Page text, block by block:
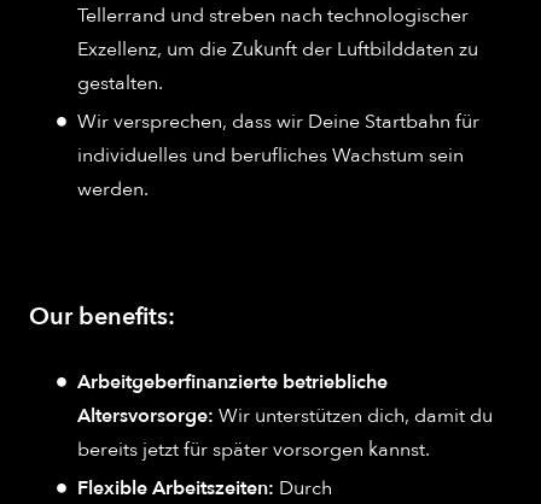
Tellerrand und streben nach technologischer
Exzellenz, um die Zukunft der Luftbilddaten zu
gestalten.
Wir versprechen, dass wir Deine Startbahn für
individuelles und berufliches Wachstum sein
werden.
Our benefits:
Arbeitgeberfinanzierte betriebliche
Altersvorsorge: Wir unterstützen dich, damit du
bereits jetzt für später vorsorgen kannst.
Flexible Arbeitszeiten: Durch